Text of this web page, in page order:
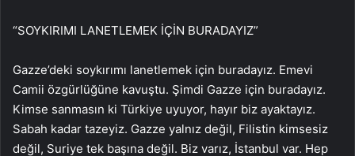
“SOYKIRIMI LANETLEMEK İÇİN BURADAYIZ”
Gazze’deki soykırımı lanetlemek için buradayız. Emevi
Camii özgürlüğüne kavuştu. Şimdi Gazze için buradayız.
Kimse sanmasın ki Türkiye uyuyor, hayır biz ayaktayız.
Sabah kadar tazeyiz. Gazze yalnız değil, Filistin kimsesiz
değil, Suriye tek başına değil. Biz varız, İstanbul var. Hep